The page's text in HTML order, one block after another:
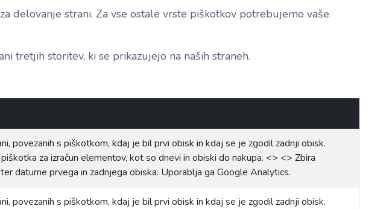
delovanje strani. Za vse ostale vrste piškotkov potrebujemo vaše
tretjih storitev, ki se prikazujejo na naših straneh.
povezanih s piškotkom, kdaj je bil prvi obisk in kdaj se je zgodil zadnji obisk.
za izračun elementov, kot so dnevi in obiski do nakupa. <> <> Zbira
datume prvega in zadnjega obiska. Uporablja ga Google Analytics.
povezanih s piškotkom, kdaj je bil prvi obisk in kdaj se je zgodil zadnji obisk.